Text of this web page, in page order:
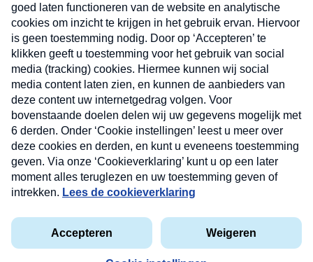
Verzend
Privacyverklaring
Cookieverklaring
Kwetsbaarheid melden
Copyright © 2026 MAX Vandaag - Omroep MAX
Nieuwsbrief
Neem hier een gratis abonnement op onze
nieuwsbrief. Elke vrijdag- en dinsdagochtend in uw